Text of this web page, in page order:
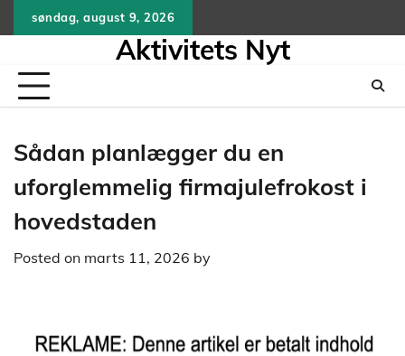
to
søndag, august 9, 2026
Aktivitets Nyt
Sådan planlægger du en
uforglemmelig firmajulefrokost i
hovedstaden
Posted on marts 11, 2026 by